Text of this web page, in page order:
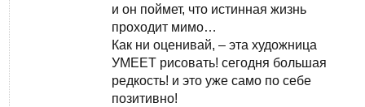
и он поймет, что истинная жизнь
проходит мимо…
Как ни оценивай, – эта художница
УМЕЕТ рисовать! сегодня большая
редкость! и это уже само по себе
позитивно!